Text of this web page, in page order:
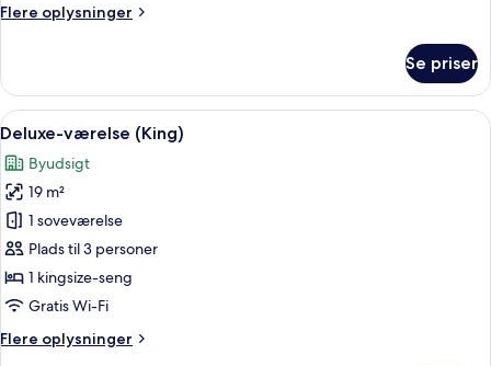
Flere oplysninger
Flere
værelse
(King)
Se priser
Indlæs
alle
billeder
af
Deluxe-
værelse
(King)
Et moderne badeværelse med
2
Deluxe-værelse (King)
Byudsigt
19 m²
1 soveværelse
Plads til 3 personer
1 kingsize-seng
Gratis Wi-Fi
Flere oplysninger
Flere